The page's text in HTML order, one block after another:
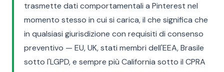
trasmette dati comportamentali a Pinterest nel
momento stesso in cui si carica, il che significa che
in qualsiasi giurisdizione con requisiti di consenso
preventivo — EU, UK, stati membri dell'EEA, Brasile
sotto l'LGPD, e sempre più California sotto il CPRA